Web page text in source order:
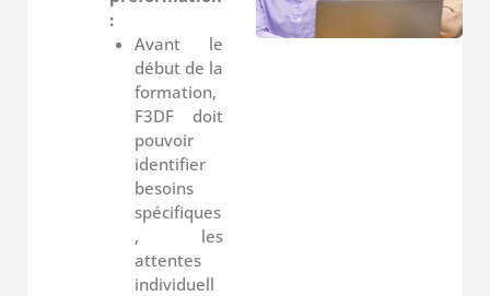
:
Avant le
début de la
formation,
F3DF doit
pouvoir
identifier
besoins
spécifiques
, les
attentes
individuell